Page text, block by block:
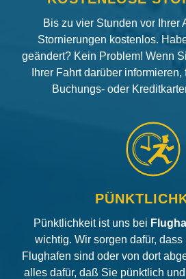
Bis zu vier Stunden vor Ihrer
Stornierungen kostenlos.
geändert? Kein Problem! Wenn
Ihrer Fahrt darüber
Buchungs- oder
Pünktlichkeit ist uns bei
wichtig. Wir sorgen dafür,
Flughafen sind oder von dort
alles dafür, daß Sie pünktlich